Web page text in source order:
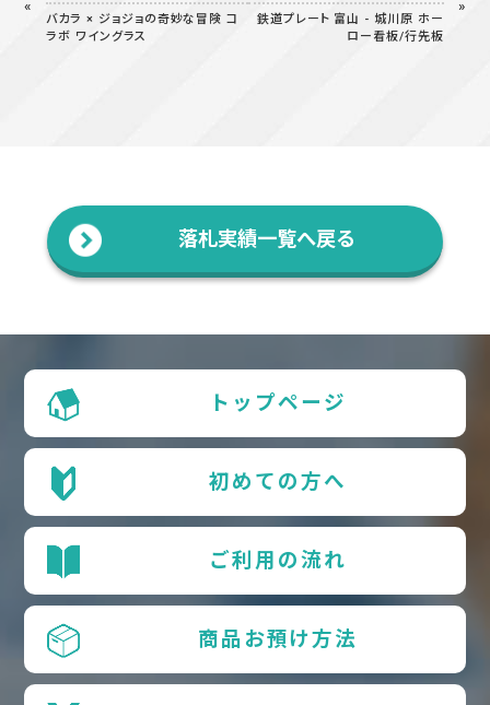
バカラ × ジョジョの奇妙な冒険 コ
ラボ ワイングラス
鉄道プレート 富山 - 城川原 ホー
ロー看板/行先板
落札実績一覧へ戻る
トップページ
初めての方へ
ご利用の流れ
商品お預け方法